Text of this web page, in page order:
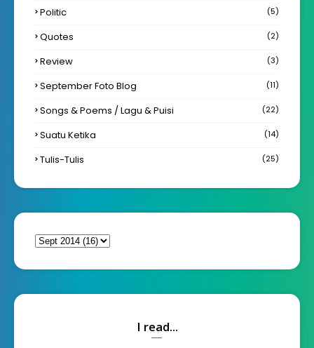
Politic (5)
Quotes (2)
Review (3)
September Foto Blog (11)
Songs & Poems / Lagu & Puisi (22)
Suatu Ketika (14)
Tulis-Tulis (25)
I read...